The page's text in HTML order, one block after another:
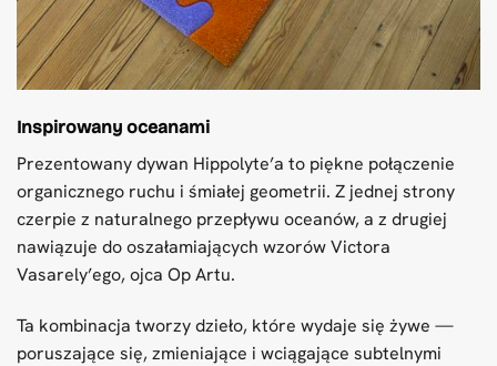
Inspirowany oceanami
Prezentowany dywan Hippolyte’a to piękne połączenie
organicznego ruchu i śmiałej geometrii. Z jednej strony
czerpie z naturalnego przepływu oceanów, a z drugiej
nawiązuje do oszałamiających wzorów Victora
Vasarely’ego, ojca Op Artu.
Ta kombinacja tworzy dzieło, które wydaje się żywe —
poruszające się, zmieniające i wciągające subtelnymi